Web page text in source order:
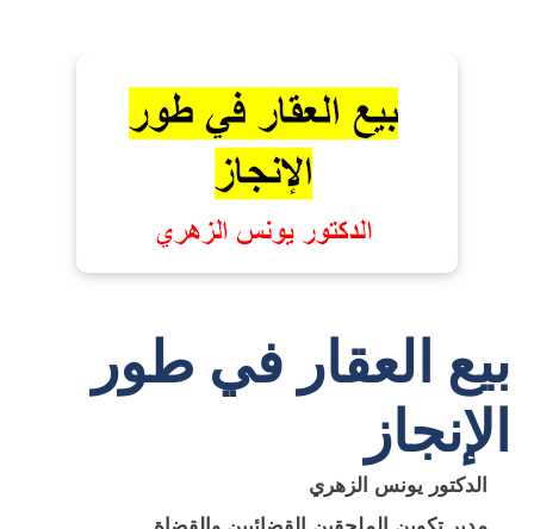
بيع العقار في طور
الإنجاز
الدكتور يونس الزهري